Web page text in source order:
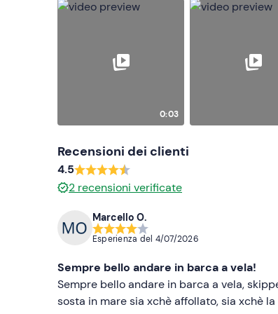
0:03
Recensioni dei clienti
4.5
2 recensioni verificate
Marcello O.
Esperienza del 4/07/2026
Sempre bello andare in barca a vela!
Sempre bello andare in barca a vela,
sosta in mare sia xchè affollato, sia xchè